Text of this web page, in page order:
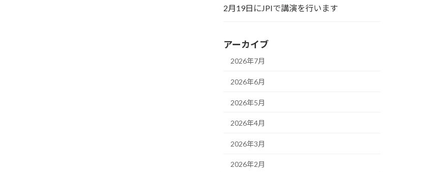
2月19日にJPIで講演を行います
アーカイブ
2026年7月
2026年6月
2026年5月
2026年4月
2026年3月
2026年2月